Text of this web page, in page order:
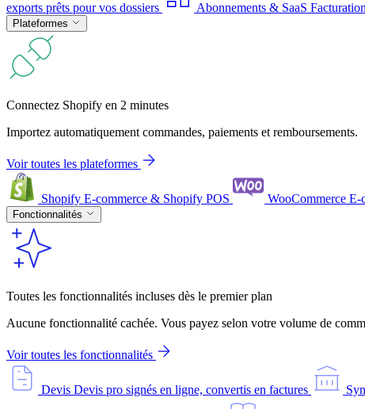
exports prêts pour vos dossiers Abonnements & SaaS
Plateformes
Connectez Shopify en 2 minutes
Importez automatiquement commandes, paiements et remboursements.
Voir toutes les plateformes
Shopify E-commerce & Shopify POS WooCommerce E-
Fonctionnalités
Toutes les fonctionnalités incluses dès le premier plan
Aucune fonctionnalité cachée. Vous payez selon votre volume de
Voir toutes les fonctionnalités
Devis Devis pro signés en ligne, convertis en factures